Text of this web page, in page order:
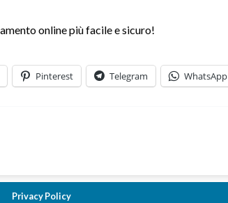
Pinterest Telegram WhatsApp
Privacy Policy